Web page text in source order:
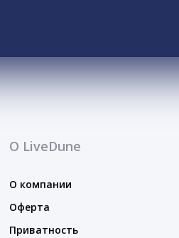
О LiveDune
О компании
Оферта
Приватность